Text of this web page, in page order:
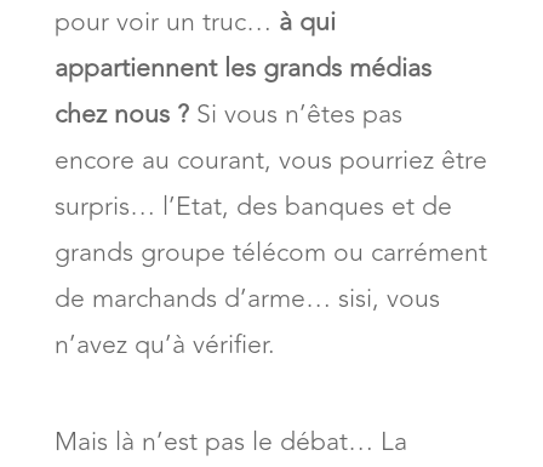
pour voir un truc… à qui
appartiennent les grands médias
chez nous ?Si vous n’êtes pas
encore au courant, vous pourriez être
surpris… l’Etat, des banques et de
grands groupe télécom ou carrément
de marchands d’arme… sisi, vous
n’avez qu’à vérifier.
Mais là n’est pas le débat… La